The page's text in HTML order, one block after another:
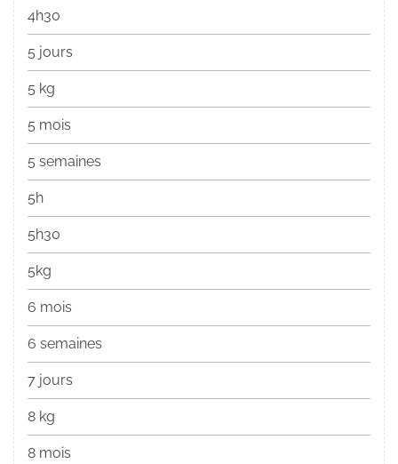
4h30
5 jours
5 kg
5 mois
5 semaines
5h
5h30
5kg
6 mois
6 semaines
7 jours
8 kg
8 mois